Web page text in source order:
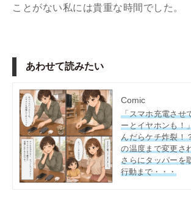
ことがない私には貴重な時間でした。
あわせて読みたい
Comic
「スマホ充電させ
ーとイヤホンも！
んだらケチ炸裂！
の温度まで変更さ
さらにタッパーを
行動まで・・・